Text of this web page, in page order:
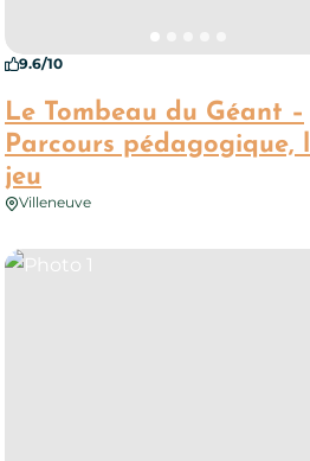
Le Tombeau du Géant –
Parcours pédagogique,
jeu
9.6/10
Villeneuve
Photo 1